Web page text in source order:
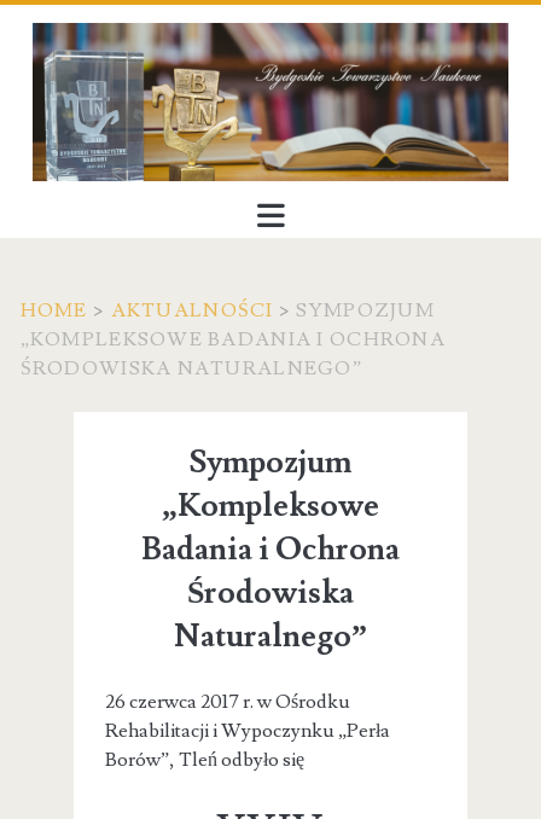
HOME > AKTUALNOŚCI >SYMPOZJUM
„KOMPLEKSOWE BADANIA I OCHRONA
ŚRODOWISKA NATURALNEGO”
Sympozjum
„Kompleksowe
Badania i Ochrona
Środowiska
Naturalnego”
26 czerwca 2017 r. w Ośrodku
Rehabilitacji i Wypoczynku „Perła
Borów”, Tleń odbyło się